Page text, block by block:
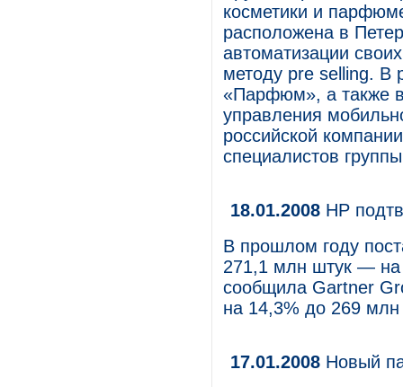
косметики и
расположена в
автоматизации
методу pre selling. В
«Парфюм», а также
управления
российской
специалистов
18.01.2008 HP
В прошлом году
271,1 млн штук —
сообщила Gartner
на 14,3% до 269
17.01.2008 Новый